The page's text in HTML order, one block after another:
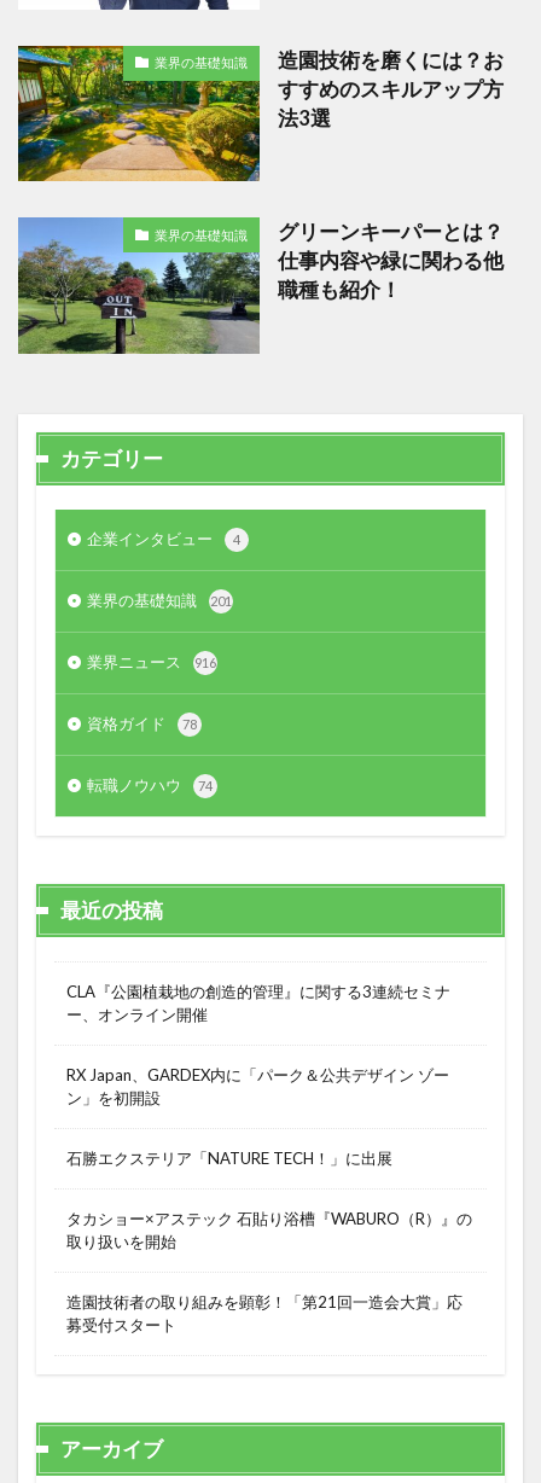
業界の基礎知識
造園技術を磨くには？お
すすめのスキルアップ方
法3選
業界の基礎知識
グリーンキーパーとは？
仕事内容や緑に関わる他
職種も紹介！
カテゴリー
企業インタビュー 4
業界の基礎知識 201
業界ニュース 916
資格ガイド 78
転職ノウハウ 74
最近の投稿
CLA『公園植栽地の創造的管理』に関する3連続セミナ
ー、オンライン開催
RX Japan、GARDEX内に「パーク＆公共デザイン ゾー
ン」を初開設
石勝エクステリア「NATURE TECH！」に出展
タカショー×アステック 石貼り浴槽『WABURO（R）』の
取り扱いを開始
造園技術者の取り組みを顕彰！「第21回一造会大賞」応
募受付スタート
アーカイブ